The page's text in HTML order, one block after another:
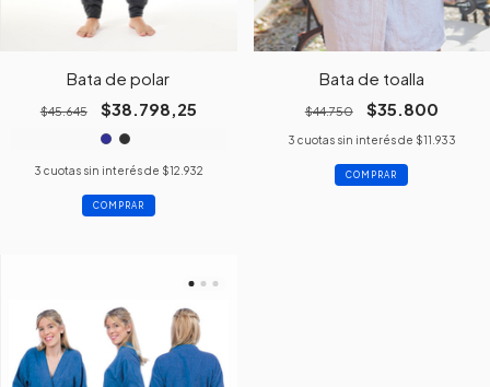
Bata de polar
$45.645 $38.798,25
3 cuotas sin interés de $12.932
COMPRAR
Bata de toalla
$44.750 $35.800
3 cuotas sin interés de $11.933
COMPRAR